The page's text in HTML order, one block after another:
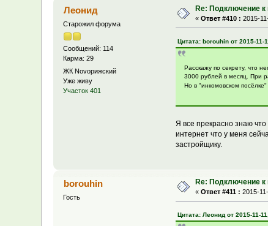
Леонид
Старожил форума
Сообщений: 114
Карма: 29
ЖК Novoрижский
Уже живу
Участок 401
Re: Подключение к
«Ответ #410 : 2015-
Цитата: borouhin от 2015-11-
Расскажу по секрету, что
3000 рублей в месяц. При
Но в "инкомовском
Я все прекрасно знаю что
интернет что у меня
застройщику.
borouhin
Гость
Re: Подключение к
«Ответ #411 : 2015-
Цитата: Леонид от 2015-11-